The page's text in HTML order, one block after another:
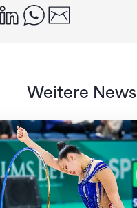
x linkedinwhatsapp
Weitere News
Weltmeisterschaft